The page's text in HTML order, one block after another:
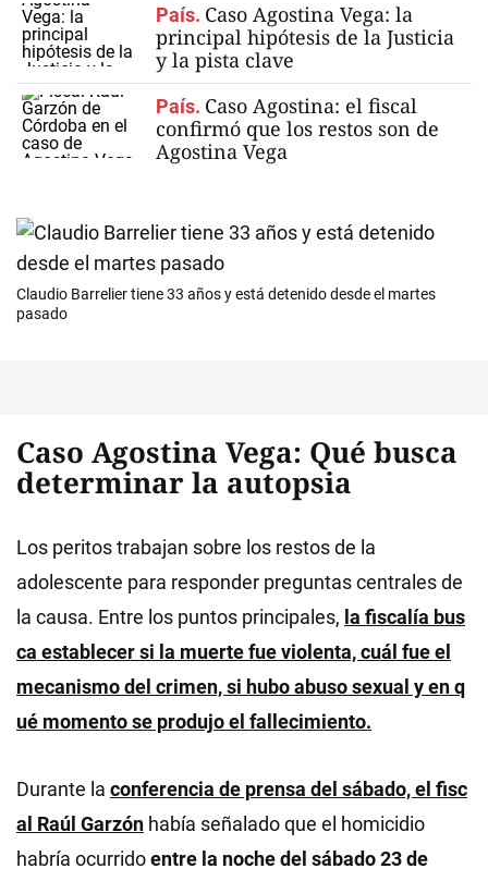
País. Caso Agostina Vega: la
principal hipótesis de la Justicia
y la pista clave
País. Caso Agostina: el fiscal
confirmó que los restos son de
Agostina Vega
Claudio Barrelier tiene 33 años y está detenido desde el martes
pasado
Caso Agostina Vega: Qué busca
determinar la autopsia
Los peritos trabajan sobre los restos de la
adolescente para responder preguntas centrales de
la causa. Entre los puntos principales, la fiscalía bus
ca establecer si la muerte fue violenta, cuál fue el
mecanismo del crimen, si hubo abuso sexual y en q
ué momento se produjo el fallecimiento.
Durante la conferencia de prensa del sábado, el fisc
al Raúl Garzón había señalado que el homicidio
habría ocurridoentre la noche del sábado 23 de